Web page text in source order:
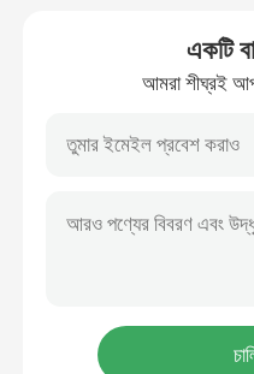
একটি
আমরা শীঘ্রই